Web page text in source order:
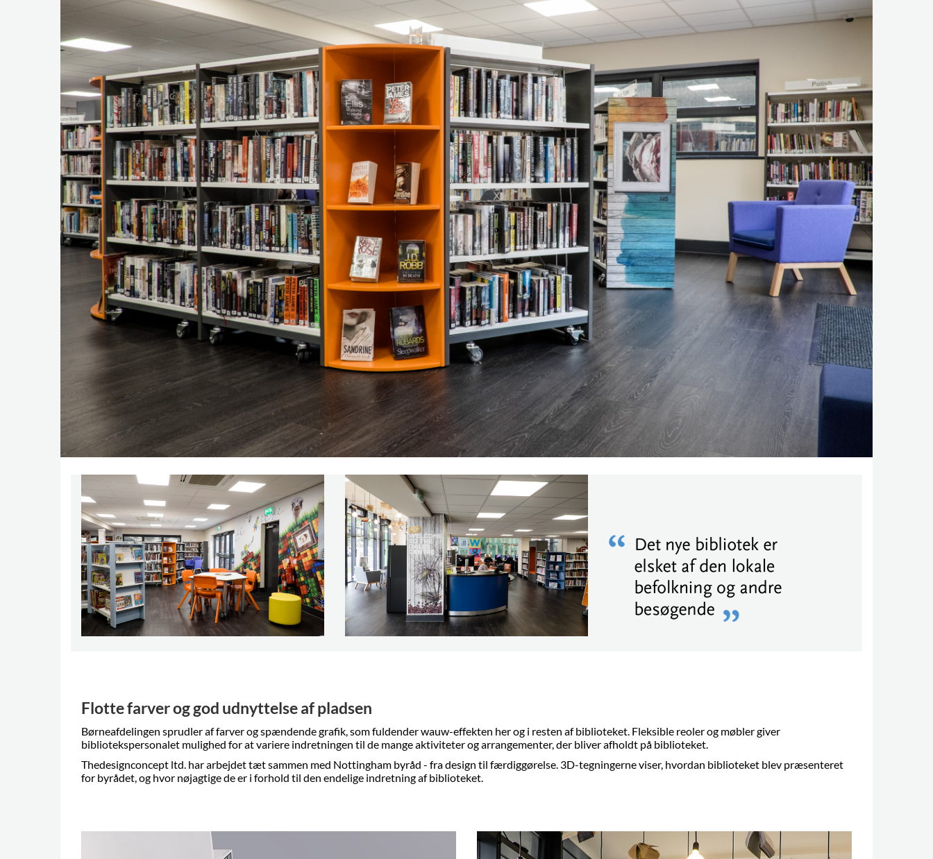
Flotte farver og god udnyttelse af pladsen
Børneafdelingen sprudler af farver og spændende grafik, som fuldender wauw-effekten her og i resten af biblioteket. Fleksible reoler og møbler giver
bibliotekspersonalet mulighed for at variere indretningen til de mange aktiviteter og arrangementer, der bliver afholdt på biblioteket.
Thedesignconcept ltd. har arbejdet tæt sammen med Nottingham byråd - fra design til færdiggørelse. 3D-tegningerne viser, hvordan biblioteket blev præsenteret
for byrådet, og hvor nøjagtige de er i forhold til den endelige indretning af biblioteket.